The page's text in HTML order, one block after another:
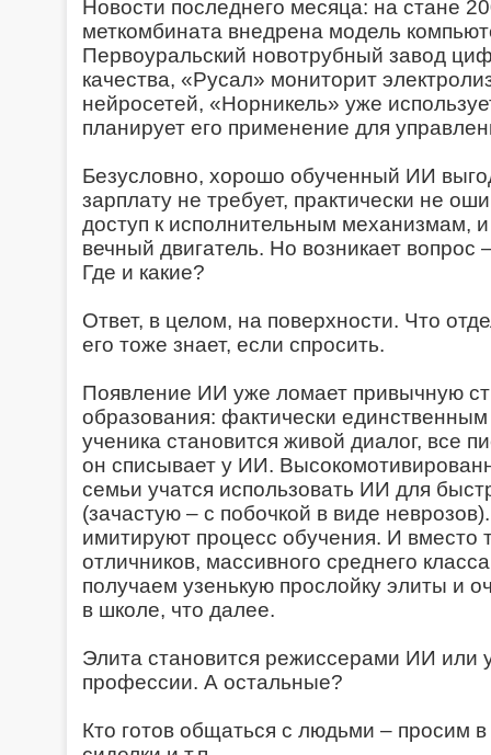
Новости последнего месяца: на стане
меткомбината внедрена модель
Первоуральский новотрубный завод
качества, «Русал» мониторит
нейросетей, «Норникель» уже
планирует его применение для
Безусловно, хорошо обученный ИИ
зарплату не требует, практически не
доступ к исполнительным механизмам,
вечный двигатель. Но возникает
Где и какие?
Ответ, в целом, на поверхности. Что
его тоже знает, если спросить.
Появление ИИ уже ломает привычную
образования: фактически
ученика становится живой диалог, все
он списывает у ИИ.
семьи учатся использовать ИИ для
(зачастую – с побочкой в виде
имитируют процесс обучения. И вместо
отличников, массивного среднего
получаем узенькую прослойку элиты и
в школе, что далее.
Элита становится режиссерами ИИ или
профессии. А остальные?
Кто готов общаться с людьми – просим